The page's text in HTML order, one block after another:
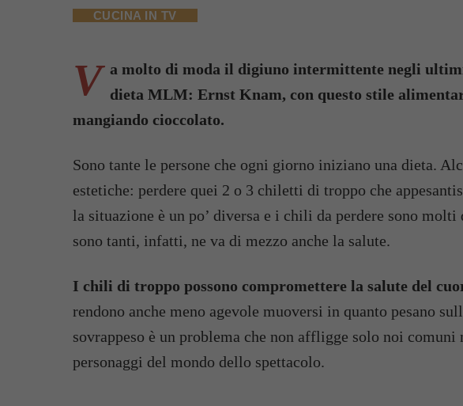
CUCINA IN TV
V a molto di moda il digiuno intermittente negli
dieta MLM: Ernst Knam, con questo stile
mangiando cioccolato.
Sono tante le persone che ogni giorno iniziano una dieta.
estetiche: perdere quei 2 o 3 chiletti di troppo che
la situazione è un po’ diversa e i chili da perdere sono
sono tanti, infatti, ne va di mezzo anche la salute.
I chili di troppo possono compromettere la salute del
rendono anche meno agevole muoversi in quanto pesano
sovrappeso è un problema che non affligge solo noi
personaggi del mondo dello spettacolo.